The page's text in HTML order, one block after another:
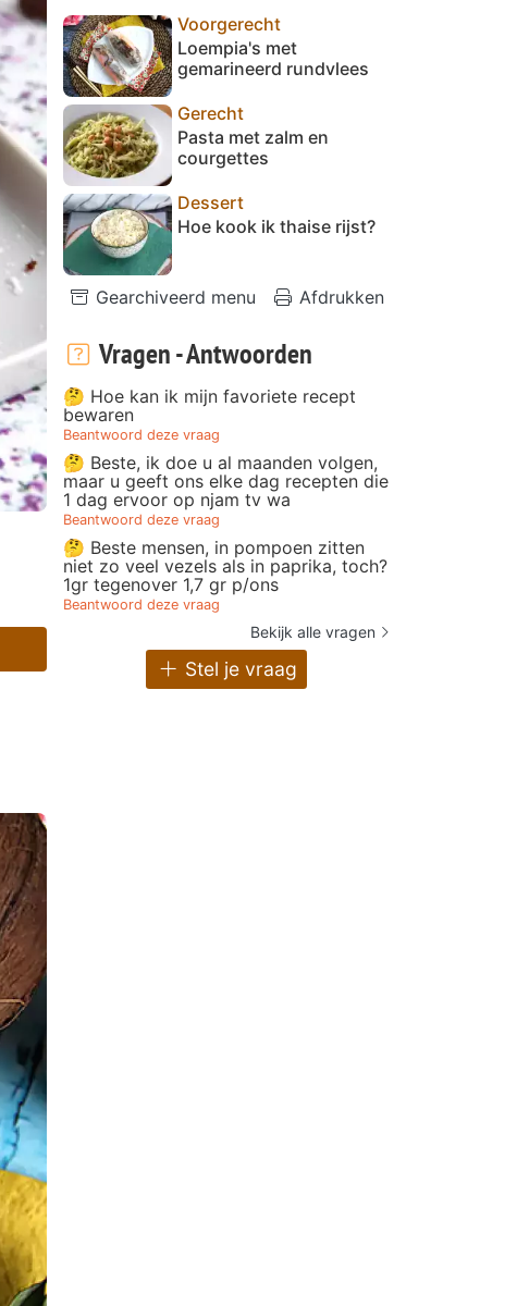
Voorgerecht
Loempia's met
gemarineerd rundvlees
Gerecht
Pasta met zalm en
courgettes
Dessert
Hoe kook ik thaise rijst?
Gearchiveerd menu Afdrukken
Vragen - Antwoorden
🤔 Hoe kan ik mijn favoriete recept
bewaren
Beantwoord deze vraag
🤔 Beste, ik doe u al maanden volgen,
maar u geeft ons elke dag recepten die
1 dag ervoor op njam tv wa
Beantwoord deze vraag
🤔 Beste mensen, in pompoen zitten
niet zo veel vezels als in paprika, toch?
1gr tegenover 1,7 gr p/ons
Beantwoord deze vraag
Bekijk alle vragen
Stel je vraag